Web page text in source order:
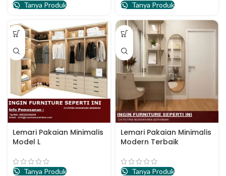
Tanya Produk Tanya Produk
Lemari Pakaian Minimalis
Model L
Tanya Produk
Lemari Pakaian Minimalis
Modern Terbaik
Tanya Produk